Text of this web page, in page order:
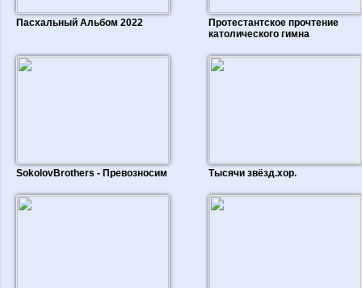
Пасхальный Альбом 2022
Протестантское прочтение
католического гимна
SokolovBrothers - Превозносим Тысячи звёзд.хор.